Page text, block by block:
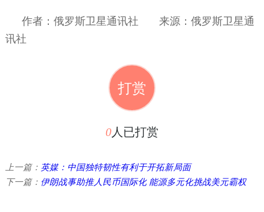
作者：俄罗斯卫星通讯社
来源：俄罗斯卫星通
讯社
打赏
0人已打赏
上一篇： 英媒：中国独特韧性有利于开拓新局面
下一篇： 伊朗战事助推人民币国际化 能源多元化挑战美元霸权